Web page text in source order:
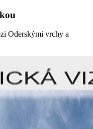
Oderskými vrchy a